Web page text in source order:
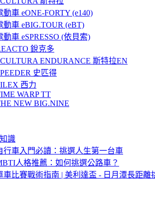
動車 eONE-FORTY (e140)
動車 eBIG.TOUR (eBT)
動車 eSPRESSO (依貝索)
銳克多
ENDURANCE 斯特拉EN
史匹得
西力
WARP TT
NEW BIG.NINE
識
行車入門必讀：挑選人生第一台車
人格推薦：如何挑選公路車？
車比賽戰術指南 | 美利達盃 - 日月潭長距離